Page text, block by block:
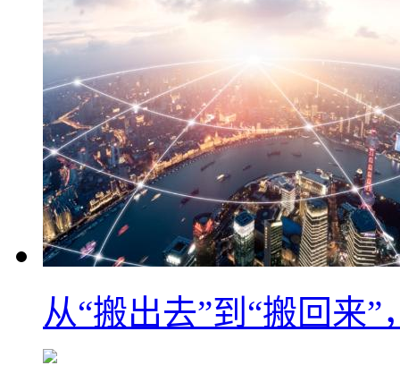
从“搬出去”到“搬回来